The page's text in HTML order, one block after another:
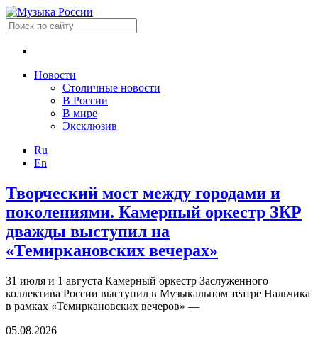
Новости
Столичные новости
В России
В мире
Эксклюзив
Ru
En
Творческий мост между городами и
поколениями. Камерный оркестр ЗКР
дважды выступил на
«Темиркановских вечерах»
31 июля и 1 августа Камерный оркестр Заслуженного
коллектива России выступил в Музыкальном театре Нальчика
в рамках «Темиркановских вечеров» —
05.08.2026